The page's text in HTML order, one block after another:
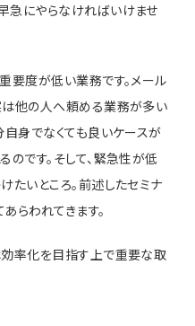
急にやらなければいけませ
要度が低い業務です。メール
他の人へ頼める業務が多い
自身でなくても良いケースが
です。そして、緊急性が低
たいところ。前述したセミナ
らわれてきます。
率化を目指す上で重要な取